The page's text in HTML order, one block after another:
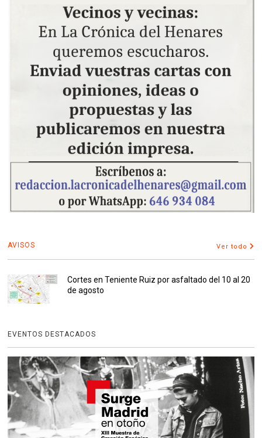
AVISOS Ver todo
Cortes en Teniente Ruiz por asfaltado del 10 al 20
de agosto
EVENTOS DESTACADOS